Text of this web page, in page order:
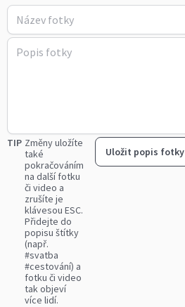
TIP Změny uložíte
také
pokračováním
na další fotku
či video a
zrušíte je
klávesou ESC.
Přidejte do
popisu štítky
(např.
#svatba
#cestování) a
fotku či video
tak objeví
více lidí.
Uložit popis fotky